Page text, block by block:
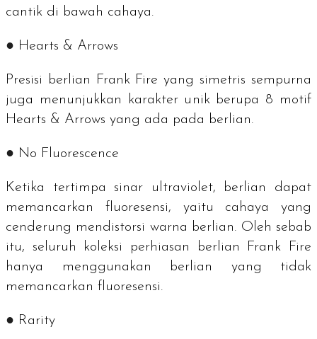
cantik di bawah cahaya.
● Hearts & Arrows
Presisi berlian Frank Fire yang simetris sempurna
juga menunjukkan karakter unik berupa 8 motif
Hearts & Arrows yang ada pada berlian.
● No Fluorescence
Ketika tertimpa sinar ultraviolet, berlian dapat
memancarkan fluoresensi, yaitu cahaya yang
cenderung mendistorsi warna berlian. Oleh sebab
itu, seluruh koleksi perhiasan berlian Frank Fire
hanya menggunakan berlian yang tidak
memancarkan fluoresensi.
● Rarity